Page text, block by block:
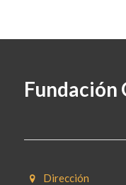
Fundación
Dirección